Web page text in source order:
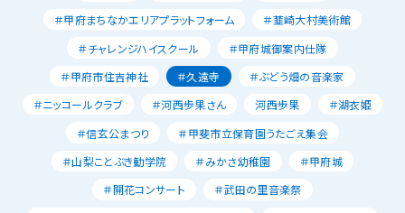
＃甲府まちなかエリアプラットフォーム
＃韮崎大村美術館
＃チャレンジハイスクール
＃甲府城御案内仕隊
＃甲府市住吉神社
＃久遠寺
＃ぶどう畑の音楽家
＃ニッコールクラブ
＃河西歩果さん 河西歩果
＃湖衣姫
＃信玄公まつり
＃甲斐市立保育園うたごえ集会
＃山梨ことぶき勧学院
＃みかさ幼稚園
＃甲府城
＃開花コンサート
＃武田の里音楽祭